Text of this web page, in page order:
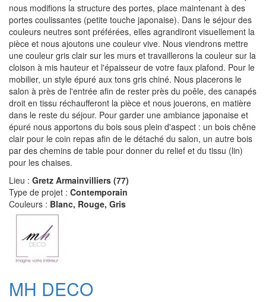
nous modifions la structure des portes, place maintenant à des
portes coulissantes (petite touche japonaise). Dans le séjour des
couleurs neutres sont préférées, elles agrandiront visuellement la
pièce et nous ajoutons une couleur vive. Nous viendrons mettre
une couleur gris clair sur les murs et travaillerons la couleur sur la
cloison à mis hauteur et l'épaisseur de votre faux plafond. Pour le
mobilier, un style épuré aux tons gris chiné. Nous placerons le
salon à près de l'entrée afin de rester près du poêle, des canapés
droit en tissu réchaufferont la pièce et nous jouerons, en matière
dans le reste du séjour. Pour garder une ambiance japonaise et
épuré nous apportons du bois sous plein d'aspect : un bois chêne
clair pour le coin repas afin de le détaché du salon, un autre bois
par des chemins de table pour donner du relief et du tissu (lin)
pour les chaises.
Lieu : Gretz Armainvilliers (77)
Type de projet : Contemporain
Couleurs : Blanc, Rouge, Gris
MH DECO